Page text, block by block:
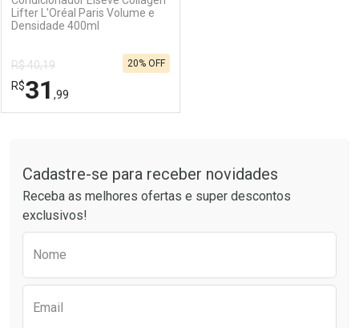
Comprar sem Desconto
Por R$ 25,59/cada
Comprar sem Desconto
Por R$ 25,59/cada
Lifter L'Oréal Paris Volume e
Densidade 400ml
R$ 40,19
R$31 ,99
20% OFF
Laboratório
Por Menos
Cadastre-se para receber novidades
Receba as melhores ofertas e super descontos
exclusivos!
Nome
Email